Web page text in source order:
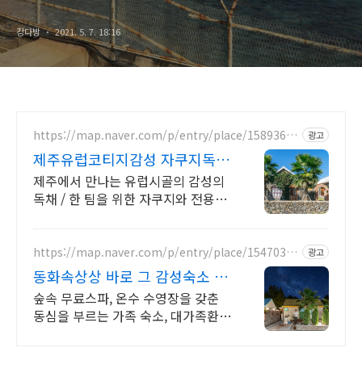
강다방 2021. 5. 7. 18:16
https://map.naver.com/p/entry/place/15893686
광고
제주유럽코티지감성 자쿠지독채
프라이빗 제주여행, 유럽감성
제주에서 만나는 유럽시골의 감성의
독채 / 한 팀을 위한 자쿠지와 전용온
쿠지와 전용온실바베큐
https://map.naver.com/p/entry/place/15470358
광고
동화속상상 바로 그 감성숙소 제
주서쪽 오설록근처 완벽독채
숲속 무료스파, 온수 수영장을 갖춘
동심을 부르는 가족 숙소, 대가족환